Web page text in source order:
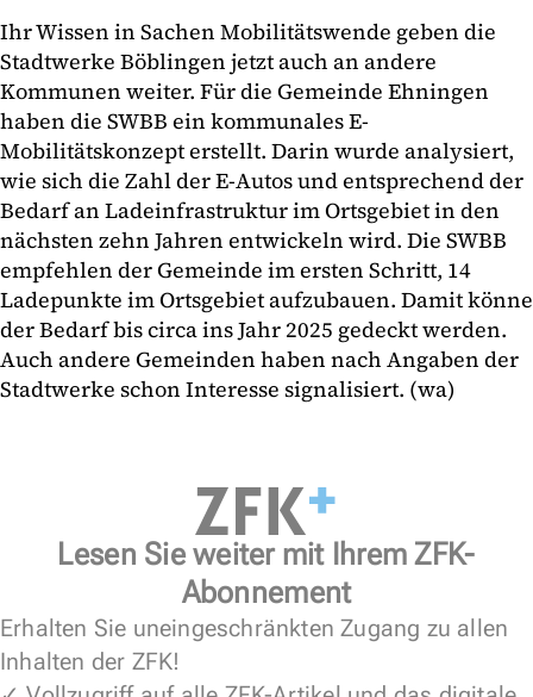
Ihr Wissen in Sachen Mobilitätswende geben die
Stadtwerke Böblingen jetzt auch an andere
Kommunen weiter. Für die Gemeinde Ehningen
haben die SWBB ein kommunales E-
Mobilitätskonzept erstellt. Darin wurde analysiert,
wie sich die Zahl der E-Autos und entsprechend der
Bedarf an Ladeinfrastruktur im Ortsgebiet in den
nächsten zehn Jahren entwickeln wird. Die SWBB
empfehlen der Gemeinde im ersten Schritt, 14
Ladepunkte im Ortsgebiet aufzubauen. Damit könne
der Bedarf bis circa ins Jahr 2025 gedeckt werden.
Auch andere Gemeinden haben nach Angaben der
Stadtwerke schon Interesse signalisiert. (wa)
Lesen Sie weiter mit Ihrem ZFK-
Abonnement
Erhalten Sie uneingeschränkten Zugang zu allen
Inhalten der ZFK!